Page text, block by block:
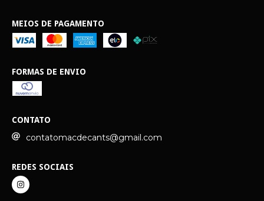
MEIOS DE PAGAMENTO
FORMAS DE ENVIO
CONTATO
contatomacdecants@gmail.com
REDES SOCIAIS